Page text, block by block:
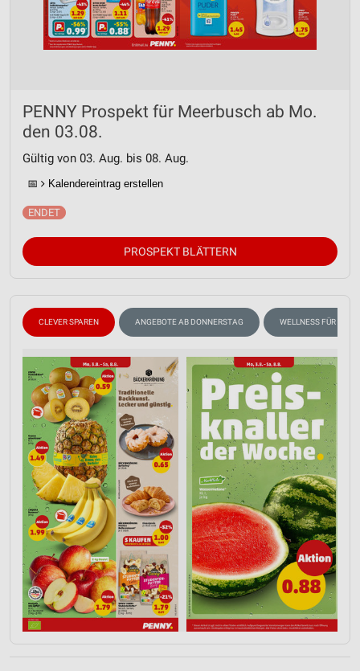
PENNY Prospekt für Meerbusch ab Mo.
den 03.08.
Gültig von 03. Aug. bis 08. Aug.
📅 Kalendereintrag erstellen
PROSPEKT BLÄTTERN
CLEVER SPAREN ANGEBOTE AB DONNERSTAG WELLNESS FÜR